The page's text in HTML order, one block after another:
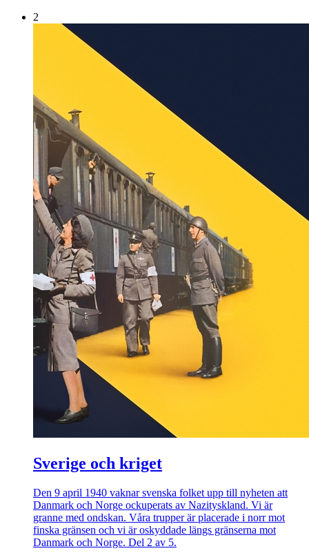
2
Sverige och kriget
Den 9 april 1940 vaknar svenska folket upp till nyheten att
Danmark och Norge ockuperats av Nazityskland. Vi är
granne med ondskan. Våra trupper är placerade i norr mot
finska gränsen och vi är oskyddade längs gränserna mot
Danmark och Norge. Del 2 av 5.